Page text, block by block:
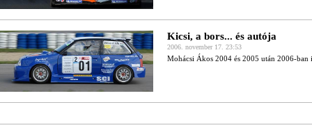
Kicsi, a bors... és autója
2006. november 17. 23:53
Mohácsi Ákos 2004 és 2005 után 2006-